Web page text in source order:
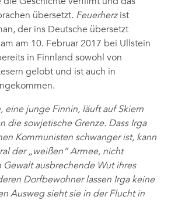
übersetzt. Feuerherzist
der ins Deutsche übersetzt
am 10. Februar 2017 bei Ullstein
in Finnland sowohl von
gelobt und ist auch in
eine junge Finnin, läuft auf Skiern
die sowjetische Grenze. Dass Irga
Kommunisten schwanger ist, kann
der „weißen“ Armee, nicht
ausbrechende Wut ihres
Dorfbewohner lassen Irga keine
Ausweg sieht sie in der Flucht in